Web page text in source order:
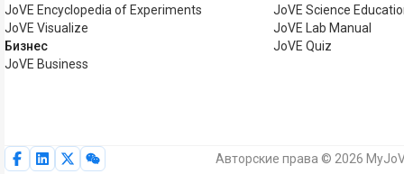
JoVE Encyclopedia of Experiments
JoVE Visualize
Бизнес
JoVE Business
JoVE Science
JoVE Lab Manual
JoVE Quiz
Авторские права © 2026